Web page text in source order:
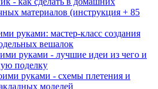
материалов (инструкция + 85
руками: мастер-класс создания
вешалок
руками - лучшие идеи из чего и
поделку
руками - схемы плетения и
моделей